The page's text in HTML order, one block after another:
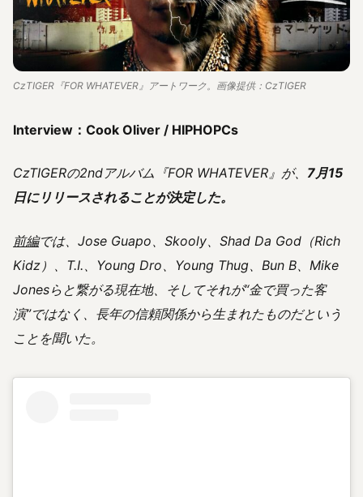
CzTIGER『FOR WHATEVER』アートワーク。画像提供：CzTIGER
Interview：Cook Oliver / HIPHOPCs
CzTIGERの2ndアルバム『FOR WHATEVER』が、 7月15
日にリリースされることが決定した。
前編では、Jose Guapo、Skooly、Shad Da God（Rich
Kidz）、T.I.、Young Dro、Young Thug、Bun B、Mike
Jonesらと繋がる現在地、そしてそれが“金で買った客
演”ではなく、長年の信頼関係から生まれたものだという
ことを聞いた。